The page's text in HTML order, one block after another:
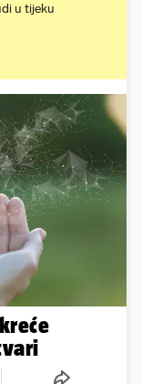
u tijeku